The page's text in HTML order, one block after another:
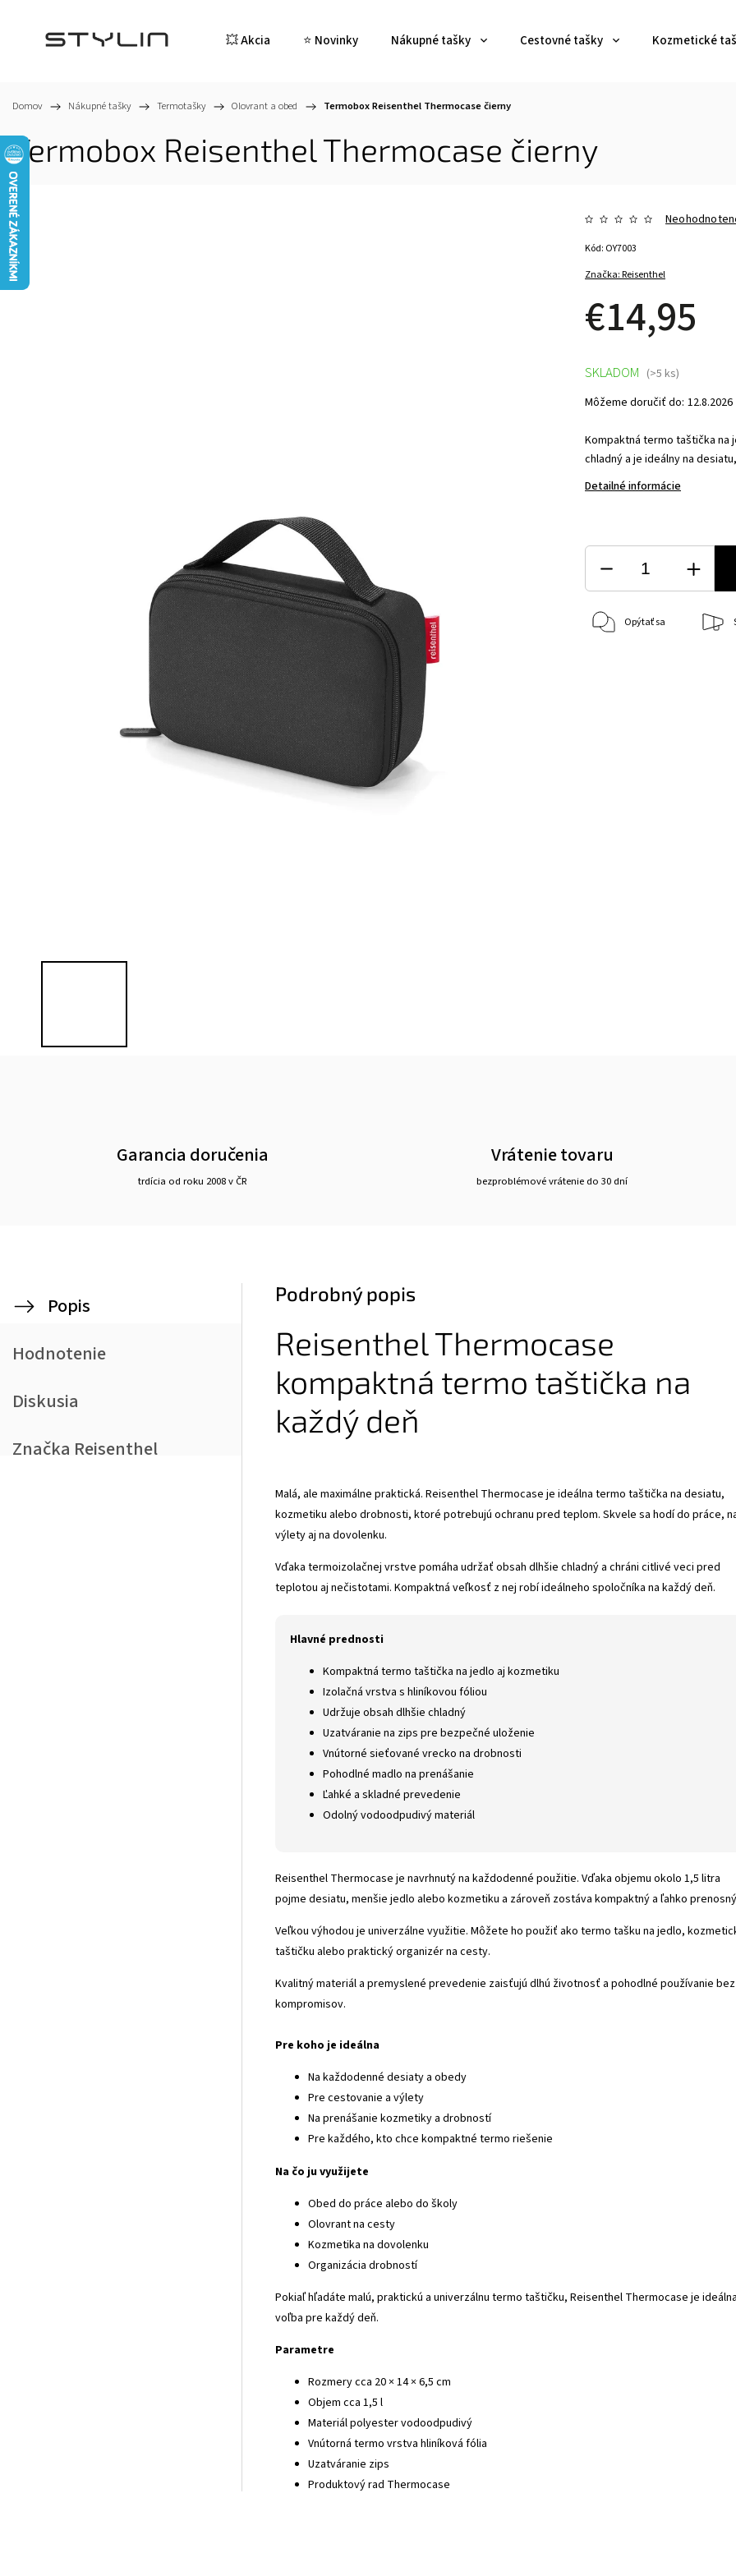
💥 Akcia ⭐ Novinky Nákupné tašky Cestovné tašky Kozmetické
Domov / Nákupné tašky / Termotašky / Olovrant a obed / Termobox Reisenthel Thermocase čierny
Termobox Reisenthel Thermocase čierny
Značka:Reisenthel
€14,95
Kód: OY7003
Kompaktná termo taštička na
chladný a je ideálny na
Detailné informácie
SKLADOM (>5 ks)
Môžeme doručiť do: 12.8.2026
Opýtať sa
Garancia doručenia
trdícia od roku 2008 v ČR
Vrátenie tovaru
bezproblémové vrátenie do 30 dní
Popis
Hodnotenie
Diskusia
Značka Reisenthel
Podrobný popis
Reisenthel Thermocase
kompaktná termo taštička na
každý deň
Malá, ale maximálne praktická. Reisenthel Thermocase je ideálna termo taštička na desiatu,
kozmetiku alebo drobnosti, ktoré potrebujú ochranu pred teplom. Skvele sa hodí do práce,
výlety aj na dovolenku.
Vďaka termoizolačnej vrstve pomáha udržať obsah dlhšie chladný a chráni citlivé veci pred
teplotou aj nečistotami. Kompaktná veľkosť z nej robí ideálneho spoločníka na každý deň.
Hlavné prednosti
Kompaktná termo taštička na jedlo aj kozmetiku
Izolačná vrstva s hliníkovou fóliou
Udržuje obsah dlhšie chladný
Uzatváranie na zips pre bezpečné uloženie
Vnútorné sieťované vrecko na drobnosti
Pohodlné madlo na prenášanie
Ľahké a skladné prevedenie
Odolný vodoodpudivý materiál
Reisenthel Thermocase je navrhnutý na každodenné použitie. Vďaka objemu okolo 1,5 litra
pojme desiatu, menšie jedlo alebo kozmetiku a zároveň zostáva kompaktný a ľahko
Veľkou výhodou je univerzálne využitie. Môžete ho použiť ako termo tašku na jedlo,
taštičku alebo praktický organizér na cesty.
Kvalitný materiál a premyslené prevedenie zaisťujú dlhú životnosť a pohodlné používanie bez
kompromisov.
Pre koho je ideálna
Na každodenné desiaty a obedy
Pre cestovanie a výlety
Na prenášanie kozmetiky a drobností
Pre každého, kto chce kompaktné termo riešenie
Na čo ju využijete
Obed do práce alebo do školy
Olovrant na cesty
Kozmetika na dovolenku
Organizácia drobností
Pokiaľ hľadáte malú, praktickú a univerzálnu termo taštičku, Reisenthel Thermocase je
voľba pre každý deň.
Parametre
Rozmery cca 20 × 14 × 6,5 cm
Objem cca 1,5 l
Materiál polyester vodoodpudivý
Vnútorná termo vrstva hliníková fólia
Uzatváranie zips
Produktový rad Thermocase